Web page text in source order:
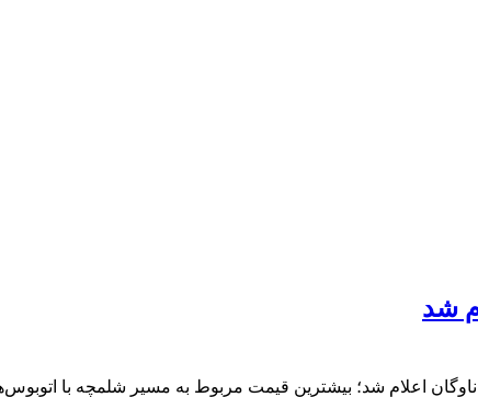
شد
اعلام شد؛ بیشترین قیمت مربوط به مسیر شلمچه با اتوبوس‌های ۲۵